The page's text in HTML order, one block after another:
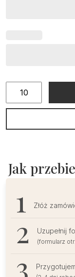
ilość
na
Jak
Złóż
Uzupełnij
(formularz